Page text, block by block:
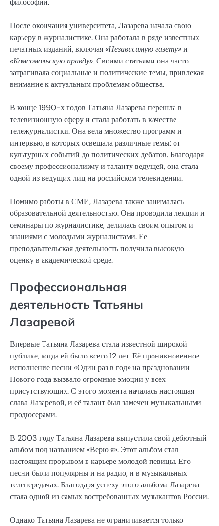
После окончания университета, Лазарева начала свою
карьеру в журналистике. Она работала в ряде известных
печатных изданий, включая «Независимую газету»и
«Комсомольскую правду». Своими статьями она часто
затрагивала социальные и политические темы, привлекая
внимание к актуальным проблемам общества.
В конце 1990-х годов Татьяна Лазарева перешла в
телевизионную сферу и стала работать в качестве
тележурналистки. Она вела множество программ и
интервью, в которых освещала различные темы: от
культурных событий до политических дебатов. Благодаря
своему профессионализму и таланту ведущей, она стала
одной из ведущих лиц на российском телевидении.
Помимо работы в СМИ, Лазарева также занималась
образовательной деятельностью. Она проводила лекции и
семинары по журналистике, делилась своим опытом и
знаниями с молодыми журналистами. Ее
преподавательская деятельность получила высокую
оценку в академической среде.
Профессиональная
деятельность Татьяны
Лазаревой
Впервые Татьяна Лазарева стала известной широкой
публике, когда ей было всего 12 лет. Её проникновенное
исполнение песни «Один раз в год» на праздновании
Нового года вызвало огромные эмоции у всех
присутствующих. С этого момента началась настоящая
слава Лазаревой, и её талант был замечен музыкальными
продюсерами.
В 2003 году Татьяна Лазарева выпустила свой дебютный
альбом под названием «Верю я». Этот альбом стал
настоящим прорывом в карьере молодой певицы. Его
песни были популярны и на радио, и в музыкальных
телепередачах. Благодаря успеху этого альбома Лазарева
стала одной из самых востребованных музыкантов России.
Однако Татьяна Лазарева не ограничивается только